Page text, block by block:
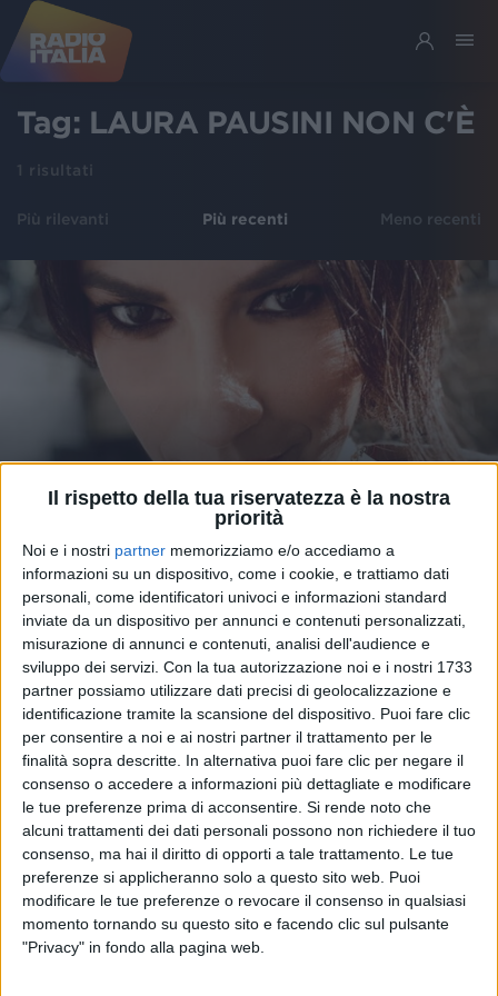
Il rispetto della tua riservatezza è la nostra
priorità
Noi e i nostri partner memorizziamo e/o accediamo a
informazioni su un dispositivo, come i cookie, e trattiamo dati
personali, come identificatori univoci e informazioni standard
inviate da un dispositivo per annunci e contenuti personalizzati,
misurazione di annunci e contenuti, analisi dell'audience e
sviluppo dei servizi. Con la tua autorizzazione noi e i nostri 1733
partner possiamo utilizzare dati precisi di geolocalizzazione e
identificazione tramite la scansione del dispositivo. Puoi fare clic
per consentire a noi e ai nostri partner il trattamento per le
finalità sopra descritte. In alternativa puoi fare clic per negare il
consenso o accedere a informazioni più dettagliate e modificare
le tue preferenze prima di acconsentire. Si rende noto che
alcuni trattamenti dei dati personali possono non richiedere il tuo
consenso, ma hai il diritto di opporti a tale trattamento. Le tue
preferenze si applicheranno solo a questo sito web. Puoi
modificare le tue preferenze o revocare il consenso in qualsiasi
momento tornando su questo sito e facendo clic sul pulsante
"Privacy" in fondo alla pagina web.
Tag: LAURA PAUSINI NON C'È
1 risultati
Più rilevanti Più recenti Meno recenti
NEWS 29 ott 2019
Laura Pausini, un cofanetto per i 25 anni di
carriera in Spagna
Su Instagram dice: “Vivere mi darà emozioni per
preparare un nuovo disco”
diAndrea Daz
Chi siamo